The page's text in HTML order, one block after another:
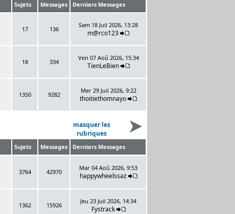
Sujets Messages Derniers Messages
17 136
Sam 18 Juil 2026, 13:28
m@rco123
18 334
Ven 07 Aoû 2026, 15:34
TienLeBien
1350 9282
Mer 29 Juil 2026, 9:22
thoitiethomnayo
masquer les
rubriques
Sujets Messages Derniers Messages
3764 42970
Mar 04 Aoû 2026, 9:53
happywheelssaz
1362 15926
Jeu 23 Juil 2026, 14:34
Fystrack